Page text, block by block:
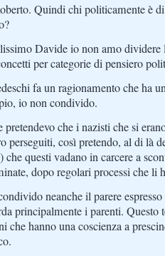
Quindi chi politicamente è
Davide io non amo dividere
per categorie di pensiero
fa un ragionamento che ha
io non condivido.
pretendevo che i nazisti che si
perseguiti, così pretendo, al di là
che questi vadano in carcere a
dopo regolari processi che li
neanche il parere
principalmente i parenti. Questo
che hanno una coscienza a